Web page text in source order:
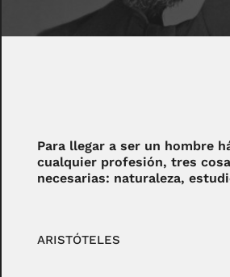
Para llegar a ser un hombre
cualquier profesión, tres
necesarias: naturaleza,
ARISTÓTELES